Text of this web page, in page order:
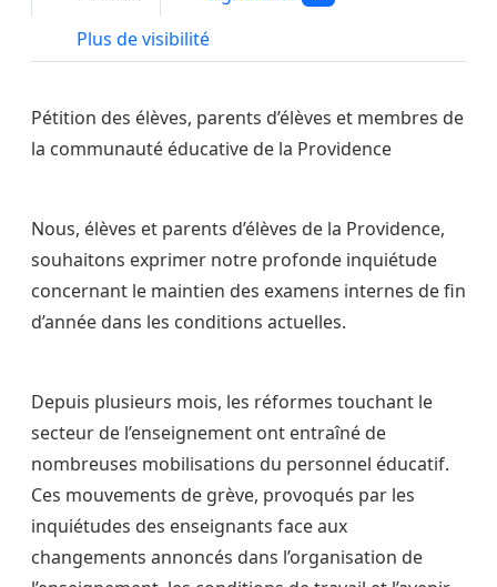
Plus de visibilité
Pétition des élèves, parents d’élèves et membres de
la communauté éducative de la Providence
Nous, élèves et parents d’élèves de la Providence,
souhaitons exprimer notre profonde inquiétude
concernant le maintien des examens internes de fin
d’année dans les conditions actuelles.
Depuis plusieurs mois, les réformes touchant le
secteur de l’enseignement ont entraîné de
nombreuses mobilisations du personnel éducatif.
Ces mouvements de grève, provoqués par les
inquiétudes des enseignants face aux
changements annoncés dans l’organisation de